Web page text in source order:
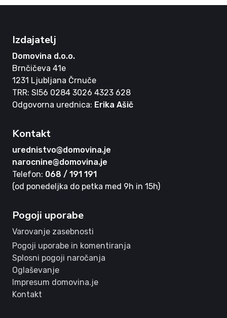
Izdajatelj
Domovina d.o.o.
Brnčičeva 41e
1231 Ljubljana Črnuče
TRR: SI56 0284 3026 4323 628
Odgovorna urednica: Erika Ašič
Kontakt
urednistvo@domovina.je
narocnine@domovina.je
Telefon: 068 / 191 191
(od ponedeljka do petka med 9h in 15h)
Pogoji uporabe
Varovanje zasebnosti
Pogoji uporabe in komentiranja
Splosni pogoji naročanja
Oglaševanje
Impresum domovina.je
Kontakt